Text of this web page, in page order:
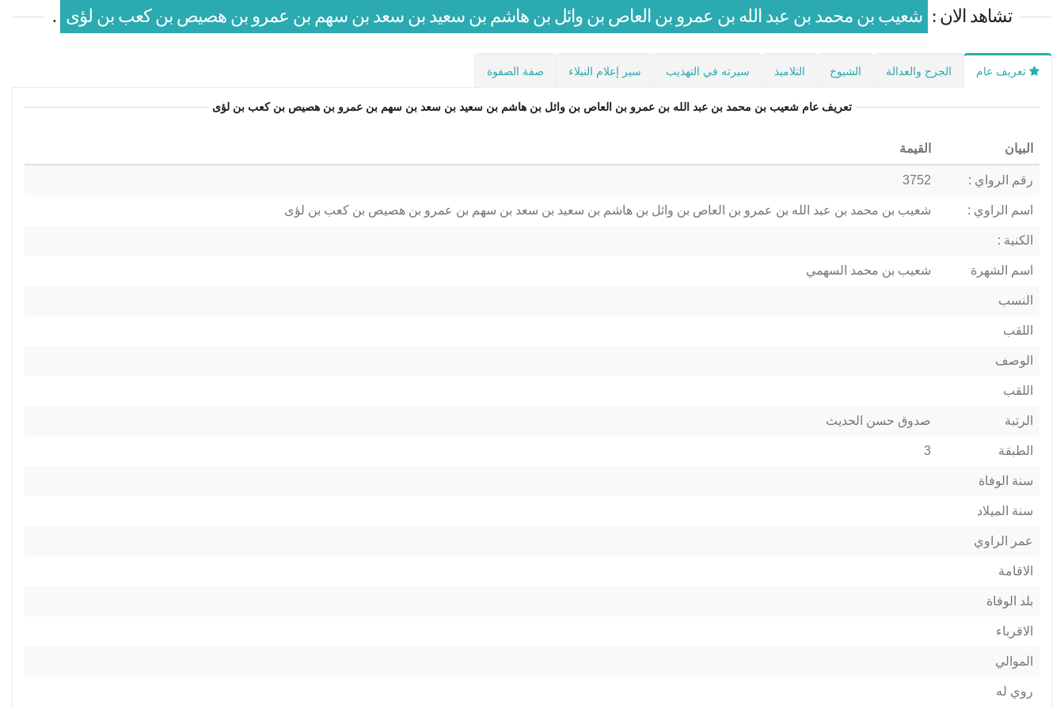
تشاهد الان : شعيب بن محمد بن عبد الله بن عمرو بن العاص بن وائل بن هاشم بن سعيد بن سعد بن سهم بن عمرو بن هصيص بن كعب بن لؤى .
تعريف عام الجرح والعدالة الشيوخ التلاميذ سيرته في التهذيب سير إعلام النبلاء صفة الصفوة
تعريف عام شعيب بن محمد بن عبد الله بن عمرو بن العاص بن وائل بن هاشم بن سعيد بن سعد بن سهم بن عمرو بن هصيص بن كعب بن لؤى
البيان القيمة
رقم الرواي : 3752
اسم الراوي : شعيب بن محمد بن عبد الله بن عمرو بن العاص بن وائل بن هاشم بن سعيد بن سعد بن سهم بن عمرو بن هصيص بن كعب بن لؤى
الكنية :
اسم الشهرة شعيب بن محمد السهمي
النسب
اللقب
الوصف
اللقب
الرتبة صدوق حسن الحديث
الطبقة 3
سنة الوفاة
سنة الميلاد
عمر الراوي
الاقامة
بلد الوفاة
الاقرباء
الموالي
روي له